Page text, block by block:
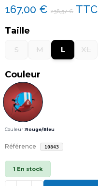
167,00 € 238,57 € TTC
Taille
S M L XL
Couleur
Couleur :Rouge/Bleu
Référence 10843
1 En stock